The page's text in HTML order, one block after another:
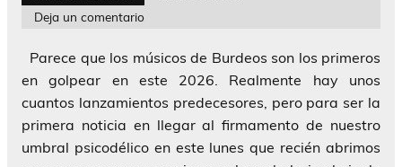
Deja un comentario
Parece que los músicos de Burdeos son los primeros
en golpear en este 2026. Realmente hay unos
cuantos lanzamientos predecesores, pero para ser la
primera noticia en llegar al firmamento de nuestro
umbral psicodélico en este lunes que recién abrimos